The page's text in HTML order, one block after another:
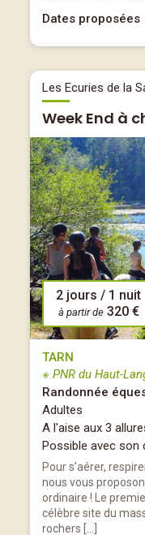
Dates proposées
Les Ecuries de la
Week End à
2 jours / 1 nuit
à partir de 320 €
TARN
※ PNR du Haut-
Randonnée
Adultes
A l'aise aux 3
Possible avec son
Pour s’aérer,
nous vous
ordinaire ! Le
célèbre site du
rochers […]